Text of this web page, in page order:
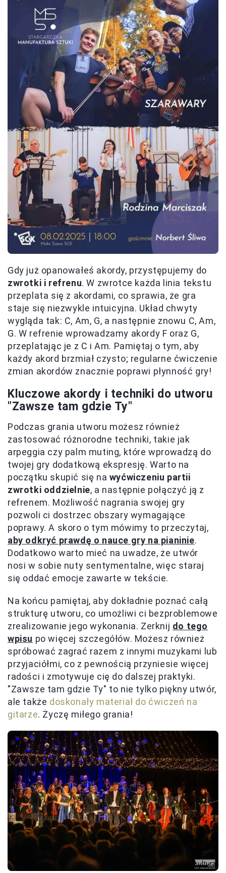
Gdy już opanowałeś akordy, przystępujemy do
zwrotki i refrenu. W zwrotce każda linia tekstu
przeplata się z akordami, co sprawia, że gra
staje się niezwykle intuicyjna. Układ chwyty
wygląda tak: C, Am, G, a następnie znowu C, Am,
G. W refrenie wprowadzamy akordy F oraz G,
przeplatając je z C i Am. Pamiętaj o tym, aby
każdy akord brzmiał czysto; regularne ćwiczenie
zmian akordów znacznie poprawi płynność gry!
Kluczowe akordy i techniki do utworu
"Zawsze tam gdzie Ty"
Podczas grania utworu możesz również
zastosować różnorodne techniki, takie jak
arpeggia czy palm muting, które wprowadzą do
twojej gry dodatkową ekspresję. Warto na
początku skupić się na wyćwiczeniu partii
zwrotki oddzielnie, a następnie połączyć ją z
refrenem. Możliwość nagrania swojej gry
pozwoli ci dostrzec obszary wymagające
poprawy. A skoro o tym mówimy to przeczytaj,
aby odkryć prawdę o nauce gry na pianinie.
Dodatkowo warto mieć na uwadze, że utwór
nosi w sobie nuty sentymentalne, więc staraj
się oddać emocje zawarte w tekście.
Na końcu pamiętaj, aby dokładnie poznać całą
strukturę utworu, co umożliwi ci bezproblemowe
zrealizowanie jego wykonania. Zerknij do tego
wpisu po więcej szczegółów. Możesz również
spróbować zagrać razem z innymi muzykami lub
przyjaciółmi, co z pewnością przyniesie więcej
radości i zmotywuje cię do dalszej praktyki.
"Zawsze tam gdzie Ty" to nie tylko piękny utwór,
ale także doskonały materiał do ćwiczeń na
gitarze. Życzę miłego grania!